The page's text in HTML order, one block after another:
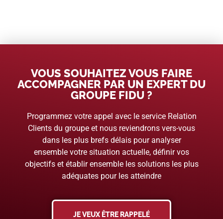
VOUS SOUHAITEZ VOUS FAIRE
ACCOMPAGNER PAR UN EXPERT DU
GROUPE FIDU ?
Programmez votre appel avec le service Relation
Clients du groupe et nous reviendrons vers-vous
dans les plus brefs délais pour analyser
ensemble votre situation actuelle, définir vos
objectifs et établir ensemble les solutions les plus
adéquates pour les atteindre
JE VEUX ÊTRE RAPPELÉ